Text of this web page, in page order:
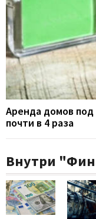
Аренда домов
почти в 4 раза
Внутри